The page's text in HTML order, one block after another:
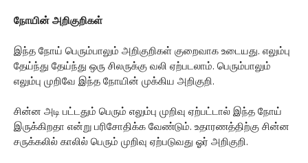
நோயின் அறிகுறிகள்
இந்த நோய் பெரும்பாலும் அறிகுறிகள் குறைவாக உடையது. எலும்பு
தேய்ந்து தேய்ந்து ஒரு சிலருக்கு வலி ஏற்படலாம். பெரும்பாலும்
எலும்பு முறிவே இந்த நோயின் முக்கிய அறிகுறி.
சின்ன அடி பட்டதும் பெரும் எலும்பு முறிவு ஏற்பட்டால் இந்த நோய்
இருக்கிறதா என்று பரிசோதிக்க வேண்டும். உதாரணத்திற்கு சின்ன
சருக்கலில் காலில் பெரும் முறிவு ஏற்படுவது ஓர் அறிகுறி.